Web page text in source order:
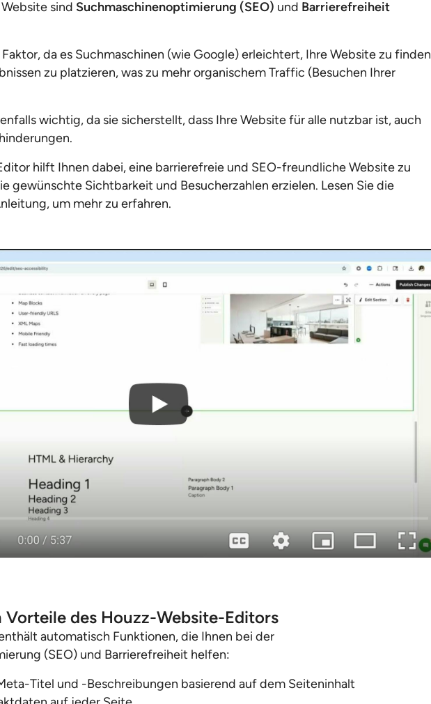
sind Suchmaschinenoptimierung (SEO) und Barrierefreiheit
da es Suchmaschinen (wie Google) erleichtert, Ihre Website zu finden
zu platzieren, was zu mehr organischem Traffic (Besuchen Ihrer
wichtig, da sie sicherstellt, dass Ihre Website für alle nutzbar ist, auch
hilft Ihnen dabei, eine barrierefreie und SEO-freundliche Website zu
gewünschte Sichtbarkeit und Besucherzahlen erzielen. Lesen Sie die
um mehr zu erfahren.
des Houzz-Website-Editors
automatisch Funktionen, die Ihnen bei der
(SEO) und Barrierefreiheit helfen:
Titel und -Beschreibungen basierend auf dem Seiteninhalt